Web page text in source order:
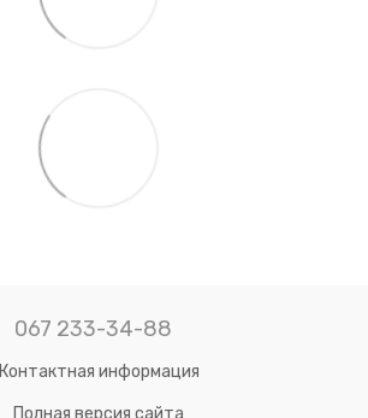
067 233-34-88
Контактная информация
Полная версия сайта